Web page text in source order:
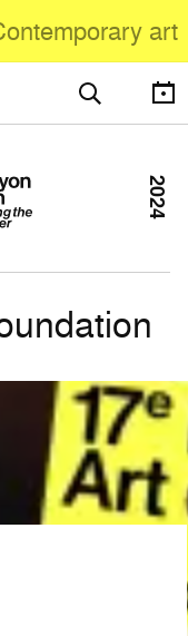
art
2024